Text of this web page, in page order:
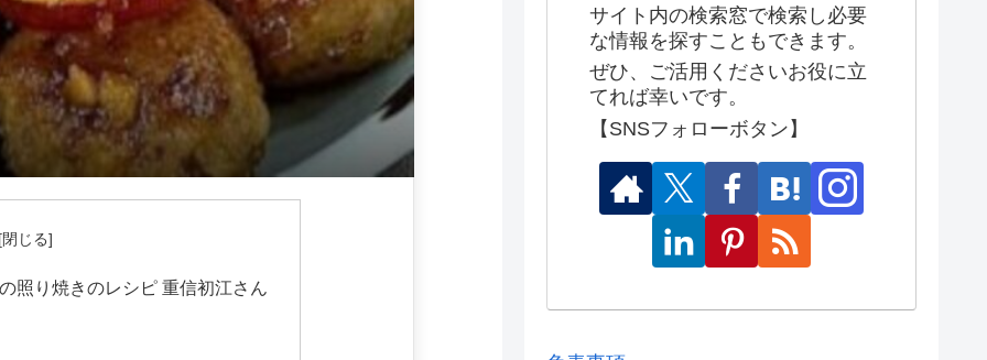
照り焼きのレシピ 重信初江さん
サイト内の検索窓で検索し必要
な情報を探すこともできます。
ぜひ、ご活用くださいお役に立
てれば幸いです。
【SNSフォローボタン】